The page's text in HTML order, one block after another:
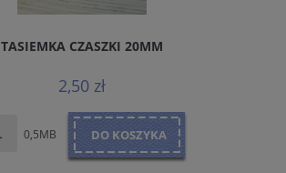
TASIEMKA CZASZKI 20MM
2,50 zł
0,5MB DO KOSZYKA